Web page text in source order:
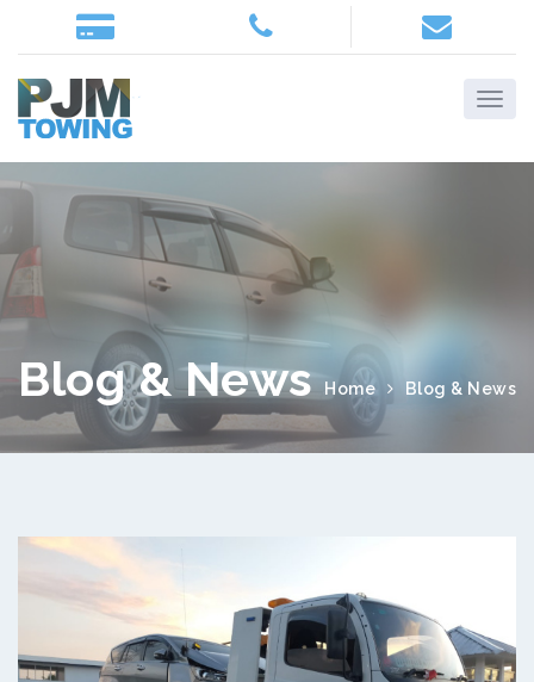
Blog & News Home Blog & News